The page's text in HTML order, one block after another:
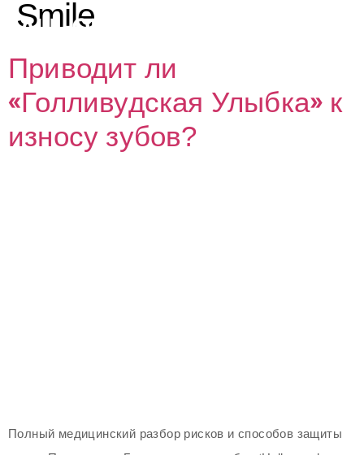
Smile
Приводит ли
«Голливудская Улыбка» к
износу зубов?
Полный медицинский разбор рисков и способов защиты